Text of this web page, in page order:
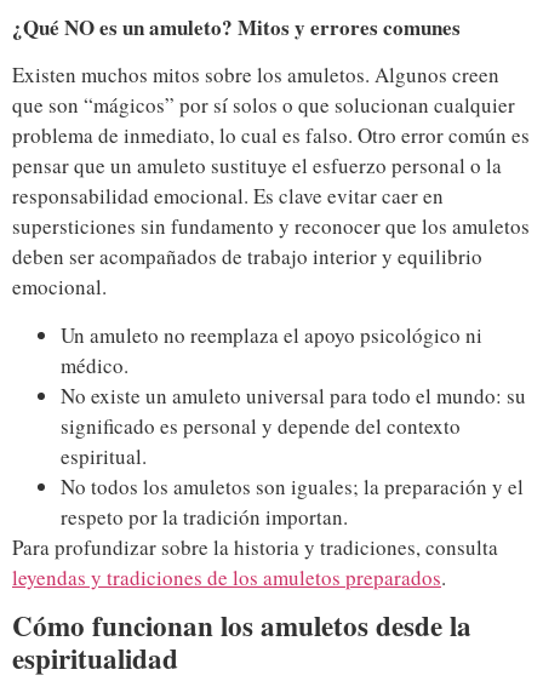
¿Qué NO es un amuleto? Mitos y errores comunes
Existen muchos mitos sobre los amuletos. Algunos creen
que son “mágicos” por sí solos o que solucionan cualquier
problema de inmediato, lo cual es falso. Otro error común es
pensar que un amuleto sustituye el esfuerzo personal o la
responsabilidad emocional. Es clave evitar caer en
supersticiones sin fundamento y reconocer que los amuletos
deben ser acompañados de trabajo interior y equilibrio
emocional.
Un amuleto no reemplaza el apoyo psicológico ni
médico.
No existe un amuleto universal para todo el mundo: su
significado es personal y depende del contexto
espiritual.
No todos los amuletos son iguales; la preparación y el
respeto por la tradición importan.
Para profundizar sobre la historia y tradiciones, consulta
leyendas y tradiciones de los amuletos preparados.
Cómo funcionan los amuletos desde la
espiritualidad